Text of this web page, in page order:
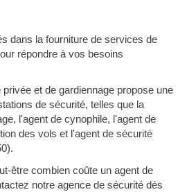
dans la fourniture de services de
répondre à vos besoins
et de gardiennage propose une
de sécurité, telles que la
l'agent de cynophile, l'agent de
des vols et l'agent de sécurité
être combien coûte un agent de
notre agence de sécurité dès